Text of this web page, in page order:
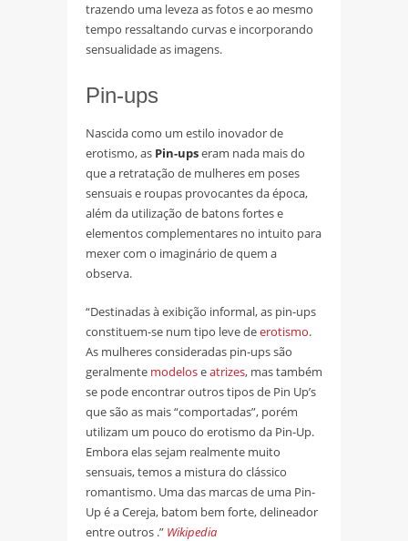
trazendo uma leveza as fotos e ao mesmo
tempo ressaltando curvas e incorporando
sensualidade as imagens.
Pin-ups
Nascida como um estilo inovador de
erotismo, as Pin-upseram nada mais do
que a retratação de mulheres em poses
sensuais e roupas provocantes da época,
além da utilização de batons fortes e
elementos complementares no intuito para
mexer com o imaginário de quem a
observa.
“Destinadas à exibição informal, as pin-ups
constituem-se num tipo leve deerotismo.
As mulheres consideradas pin-upssão
geralmente modeloseatrizes, mas também
se pode encontrar outros tipos de Pin Up’s
que são as mais “comportadas”, porém
utilizam um pouco do erotismo da Pin-Up.
Embora elas sejam realmente muito
sensuais, temos a mistura do clássico
romantismo. Uma das marcas de uma Pin-
Up é a Cereja, batom bem forte, delineador
entre outros .” Wikipedia